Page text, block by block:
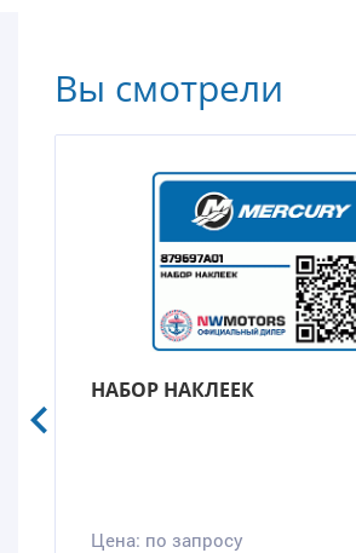
Вы смотрели
НАБОР НАКЛЕЕК
Цена: по запросу